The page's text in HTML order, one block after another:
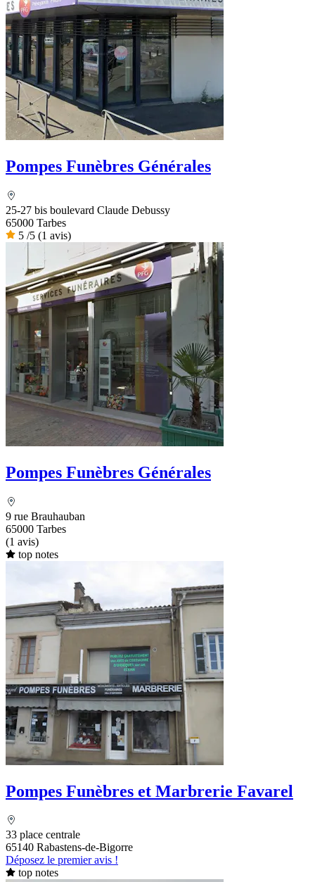
Pompes Funèbres Générales
25-27 bis boulevard Claude Debussy
65000 Tarbes
5 /5 (1 avis)
Pompes Funèbres Générales
9 rue Brauhauban
65000 Tarbes
(1 avis)
top notes
Pompes Funèbres et Marbrerie Favarel
33 place centrale
65140 Rabastens-de-Bigorre
Déposez le premier avis !
top notes